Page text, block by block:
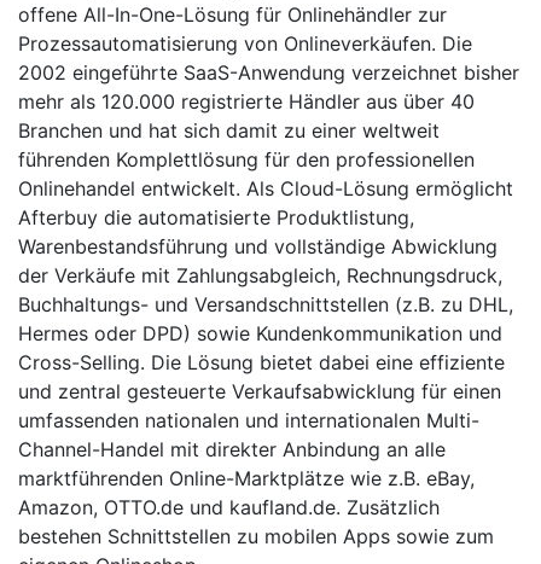
offene All-In-One-Lösung für Onlinehändler zur
Prozessautomatisierung von Onlineverkäufen. Die
2002 eingeführte SaaS-Anwendung verzeichnet bisher
mehr als 120.000 registrierte Händler aus über 40
Branchen und hat sich damit zu einer weltweit
führenden Komplettlösung für den professionellen
Onlinehandel entwickelt. Als Cloud-Lösung ermöglicht
Afterbuy die automatisierte Produktlistung,
Warenbestandsführung und vollständige Abwicklung
der Verkäufe mit Zahlungsabgleich, Rechnungsdruck,
Buchhaltungs- und Versandschnittstellen (z.B. zu DHL,
Hermes oder DPD) sowie Kundenkommunikation und
Cross-Selling. Die Lösung bietet dabei eine effiziente
und zentral gesteuerte Verkaufsabwicklung für einen
umfassenden nationalen und internationalen Multi-
Channel-Handel mit direkter Anbindung an alle
marktführenden Online-Marktplätze wie z.B. eBay,
Amazon, OTTO.de und kaufland.de. Zusätzlich
bestehen Schnittstellen zu mobilen Apps sowie zum